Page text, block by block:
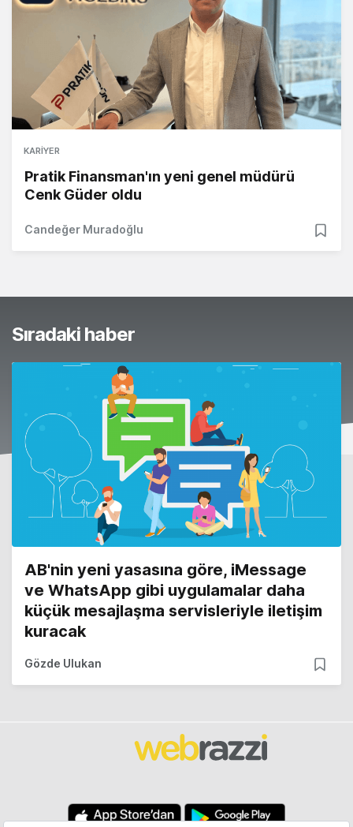
KARIYER
Pratik Finansman'ın yeni genel müdürü
Cenk Güder oldu
Candeğer Muradoğlu
Sıradaki haber
AB'nin yeni yasasına göre, iMessage
ve WhatsApp gibi uygulamalar daha
küçük mesajlaşma servisleriyle iletişim
kuracak
Gözde Ulukan